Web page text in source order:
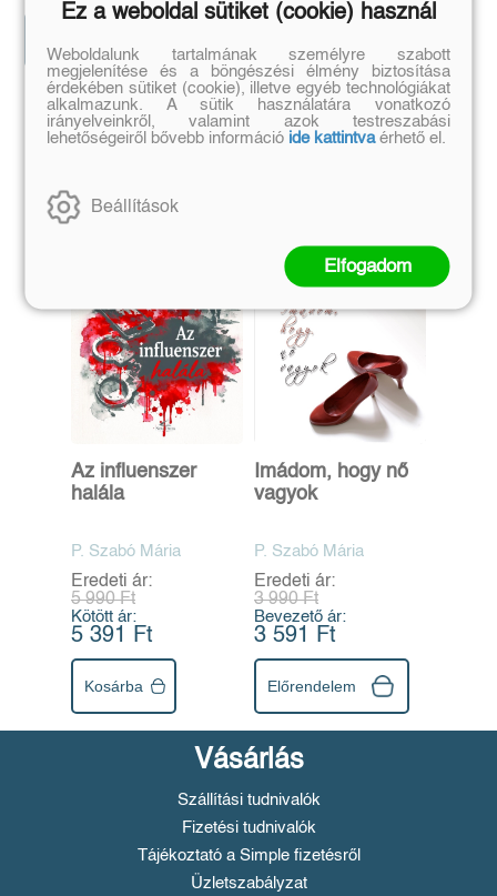
Szerző további művei
Az influenszer
halála
P. Szabó Mária
Eredeti ár:
5 990 Ft
Kötött ár:
5 391 Ft
Kosárba
Imádom, hogy nő
vagyok
P. Szabó Mária
Eredeti ár:
3 990 Ft
Bevezető ár:
3 591 Ft
Előrendelem
Vásárlás
Szállítási tudnivalók
Fizetési tudnivalók
Tájékoztató a Simple fizetésről
Üzletszabályzat
Ez a weboldal sütiket (cookie) használ
Weboldalunk tartalmának személyre szabott
megjelenítése és a böngészési élmény biztosítása
érdekében sütiket (cookie), illetve egyéb technológiákat
alkalmazunk. A sütik használatára vonatkozó
irányelveinkről, valamint azok testreszabási
lehetőségeiről bővebb információ ide kattintvaérhető el.
Beállítások
Elfogadom